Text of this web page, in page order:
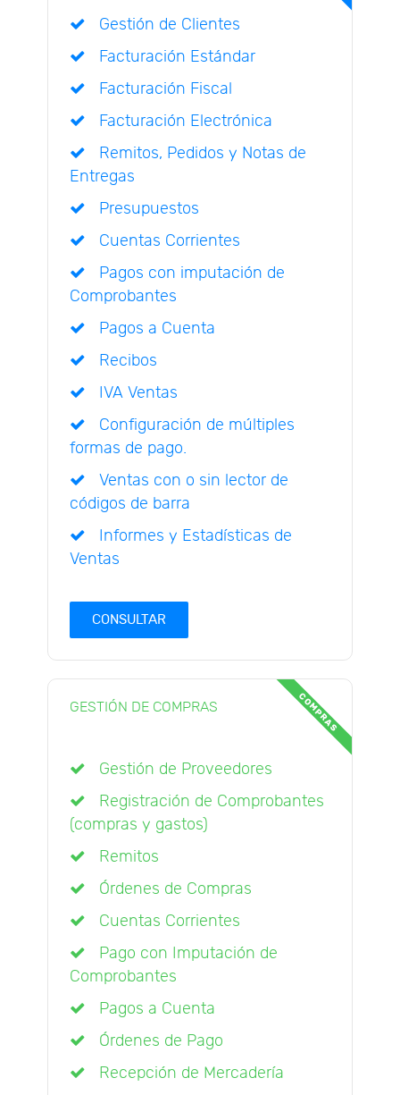
Gestión de Clientes
Facturación Estándar
Facturación Fiscal
Facturación Electrónica
Remitos, Pedidos y Notas de
Entregas
Presupuestos
Cuentas Corrientes
Pagos con imputación de
Comprobantes
Pagos a Cuenta
Recibos
IVA Ventas
Configuración de múltiples
formas de pago.
Ventas con o sin lector de
códigos de barra
Informes y Estadísticas de
Ventas
CONSULTAR
COMPRAS
GESTIÓN DE COMPRAS
Gestión de Proveedores
Registración de Comprobantes
(compras y gastos)
Remitos
Órdenes de Compras
Cuentas Corrientes
Pago con Imputación de
Comprobantes
Pagos a Cuenta
Órdenes de Pago
Recepción de Mercadería